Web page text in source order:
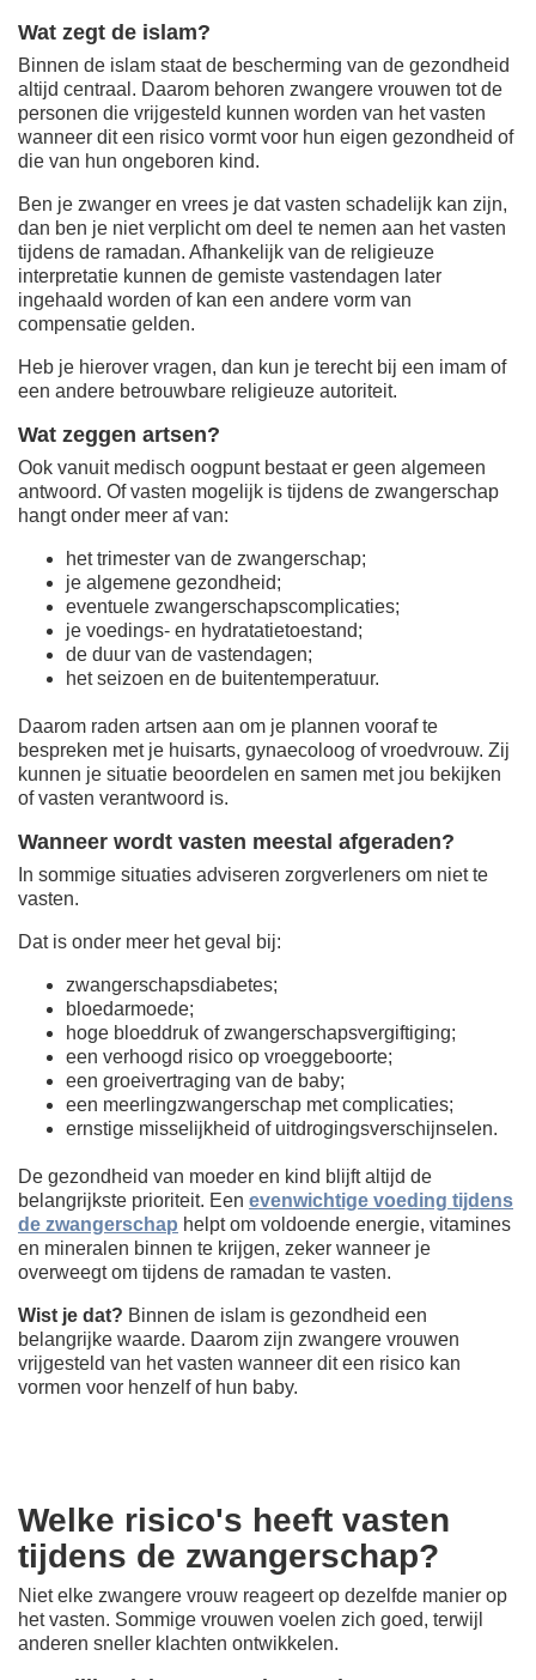
Wat zegt de islam?
Binnen de islam staat de bescherming van de gezondheid
altijd centraal. Daarom behoren zwangere vrouwen tot de
personen die vrijgesteld kunnen worden van het vasten
wanneer dit een risico vormt voor hun eigen gezondheid of
die van hun ongeboren kind.
Ben je zwanger en vrees je dat vasten schadelijk kan zijn,
dan ben je niet verplicht om deel te nemen aan het vasten
tijdens de ramadan. Afhankelijk van de religieuze
interpretatie kunnen de gemiste vastendagen later
ingehaald worden of kan een andere vorm van
compensatie gelden.
Heb je hierover vragen, dan kun je terecht bij een imam of
een andere betrouwbare religieuze autoriteit.
Wat zeggen artsen?
Ook vanuit medisch oogpunt bestaat er geen algemeen
antwoord. Of vasten mogelijk is tijdens de zwangerschap
hangt onder meer af van:
het trimester van de zwangerschap;
je algemene gezondheid;
eventuele zwangerschapscomplicaties;
je voedings- en hydratatietoestand;
de duur van de vastendagen;
het seizoen en de buitentemperatuur.
Daarom raden artsen aan om je plannen vooraf te
bespreken met je huisarts, gynaecoloog of vroedvrouw. Zij
kunnen je situatie beoordelen en samen met jou bekijken
of vasten verantwoord is.
Wanneer wordt vasten meestal afgeraden?
In sommige situaties adviseren zorgverleners om niet te
vasten.
Dat is onder meer het geval bij:
zwangerschapsdiabetes;
bloedarmoede;
hoge bloeddruk of zwangerschapsvergiftiging;
een verhoogd risico op vroeggeboorte;
een groeivertraging van de baby;
een meerlingzwangerschap met complicaties;
ernstige misselijkheid of uitdrogingsverschijnselen.
De gezondheid van moeder en kind blijft altijd de
belangrijkste prioriteit. Een evenwichtige voeding tijdens
de zwangerschap helpt om voldoende energie, vitamines
en mineralen binnen te krijgen, zeker wanneer je
overweegt om tijdens de ramadan te vasten.
Wist je dat? Binnen de islam is gezondheid een
belangrijke waarde. Daarom zijn zwangere vrouwen
vrijgesteld van het vasten wanneer dit een risico kan
vormen voor henzelf of hun baby.
Welke risico's heeft vasten
tijdens de zwangerschap?
Niet elke zwangere vrouw reageert op dezelfde manier op
het vasten. Sommige vrouwen voelen zich goed, terwijl
anderen sneller klachten ontwikkelen.